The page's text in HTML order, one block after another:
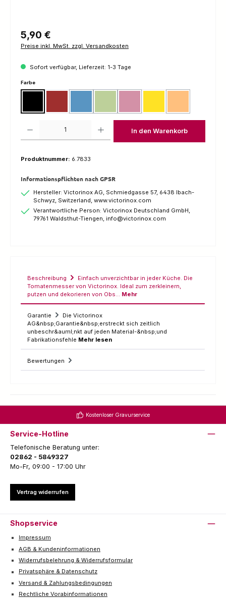
Regulärer Preis:
5,90 €
Preise inkl. MwSt. zzgl. Versandkosten
Sofort verfügbar, Lieferzeit: 1-3 Tage
Farbeauswählen
In den Warenkorb
Produktnummer: 6.7833
Informationspflichten nach GPSR
Hersteller: Victorinox AG, Schmiedgasse 57, 6438 Ibach-
Schwyz, Switzerland, www.victorinox.com
Verantwortliche Person: Victorinox Deutschland GmbH,
79761 Waldsthut-Tiengen, info@victorinox.com
Beschreibung
Einfach unverzichtbar in jeder Küche. Die
Tomatenmesser von Victorinox. Ideal zum zerkleinern,
putzen und dekorieren von Obs… Mehr
Garantie
Die Victorinox
AG&nbsp;Garantie&nbsp;erstreckt sich zeitlich
unbeschr&auml;nkt auf jeden Material-&nbsp;und
Fabrikationsfehle Mehr lesen
Bewertungen
Kostenloser Gravurservice
Service-Hotline
Telefonische Beratung unter:
02862 - 5849327
Mo-Fr, 09:00 - 17:00 Uhr
Vertrag widerrufen
Shopservice
Impressum
AGB & Kundeninformationen
Widerrufsbelehrung & Widerrufsformular
Privatsphäre & Datenschutz
Versand & Zahlungsbedingungen
Rechtliche Vorabinformationen